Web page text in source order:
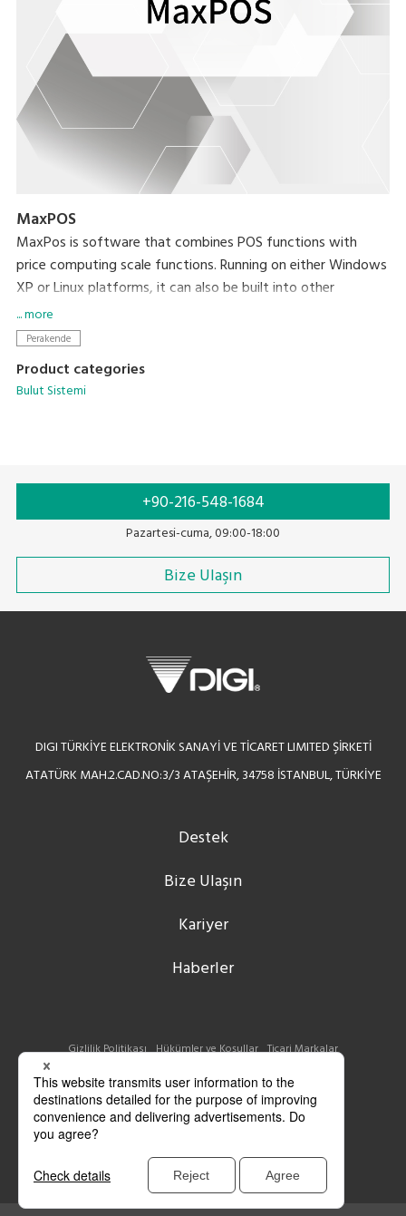
MaxPOS
MaxPos is software that combines POS functions with
price computing scale functions. Running on either Windows
XP or Linux platforms, it can also be built into other
platforms based on your needs.
... more
Perakende
Product categories
Bulut Sistemi
+90-216-548-1684
Pazartesi-cuma, 09:00-18:00
Bize Ulaşın
DIGI TÜRKİYE ELEKTRONİK SANAYİ VE TİCARET LIMITED ŞİRKETİ
ATATÜRK MAH.2.CAD.NO:3/3 ATAŞEHİR, 34758 İSTANBUL, TÜRKİYE
Destek
Bize Ulaşın
Kariyer
Haberler
Gizlilik Politikası Hükümler ve Koşullar Ticari Markalar